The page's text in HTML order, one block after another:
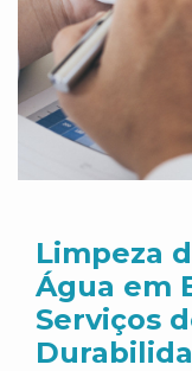
Limpeza
Água em
Serviços